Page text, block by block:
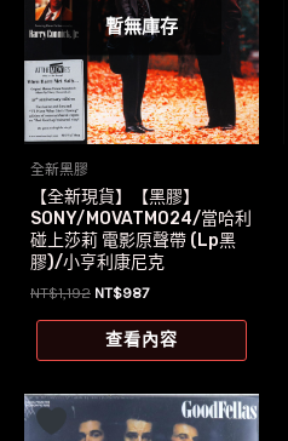
暫無庫存
全新黑膠
【全新現貨】【黑膠】
SONY/MOVATM024/當哈利
碰上莎莉 電影原聲帶 (Lp黑
膠)/小亨利康尼克
NT$1,192 原
價
格：
NT$987目
價
格：
查看內容